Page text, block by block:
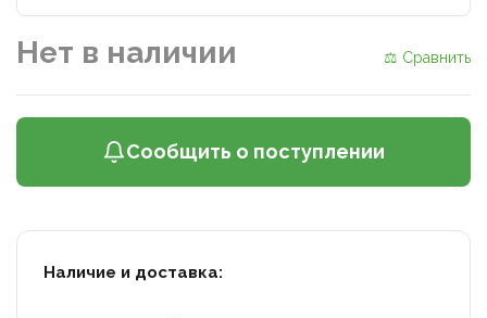
Нет в наличии ⚖ Сравнить
Сообщить о поступлении
Наличие и доставка: